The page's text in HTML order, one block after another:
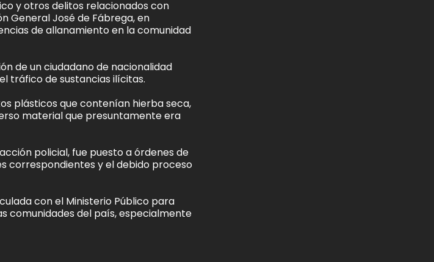
y otros delitos relacionados con
General José de Fábrega, en
de allanamiento en la comunidad
de un ciudadano de nacionalidad
tráfico de sustancias ilícitas.
plásticos que contenían hierba seca,
material que presuntamente era
policial, fue puesto a órdenes de
correspondientes y el debido proceso
con el Ministerio Público para
comunidades del país, especialmente